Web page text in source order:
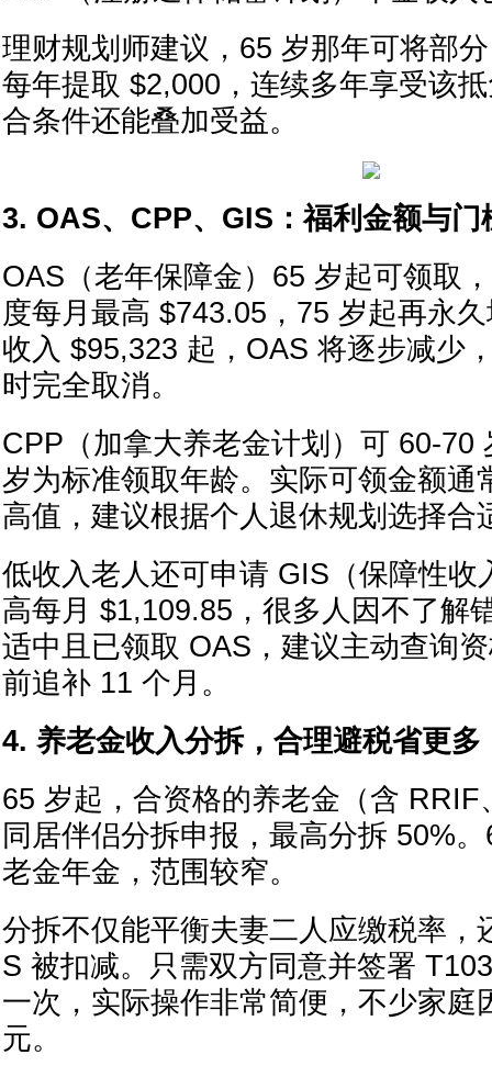
理财规划师建议，65 岁那年可将部
每年提取 $2,000，连续多年享受该
合条件还能叠加受益。
3. OAS、CPP、GIS：福利金额与门
OAS（老年保障金）65 岁起可领取
度每月最高 $743.05，75 岁起再永
收入 $95,323 起，OAS 将逐步减少
时完全取消。
CPP（加拿大养老金计划）可 60-70
岁为标准领取年龄。实际可领金额通
高值，建议根据个人退休规划选择合
低收入老人还可申请 GIS（保障性收
高每月 $1,109.85，很多人因不了解
适中且已领取 OAS，建议主动查询
前追补 11 个月。
4. 养老金收入分拆，合理避税省更多
65 岁起，合资格的养老金（含 RRIF
同居伴侣分拆申报，最高分拆 50%
老金年金，范围较窄。
分拆不仅能平衡夫妻二人应缴税率，
S 被扣减。只需双方同意并签署
一次，实际操作非常简便，不少家庭
元。